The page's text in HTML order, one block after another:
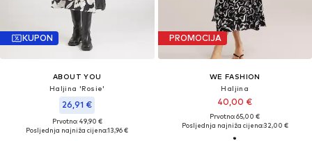
KUPON
ABOUT YOU
Haljina 'Rosie'
26,91 €
Prvotno: 49,90 €
Posljednja najniža cijena:13,96 €
PROMOCIJA
WE FASHION
Haljina
40,00 €
Prvotno: 65,00 €
Posljednja najniža cijena:32,00 €